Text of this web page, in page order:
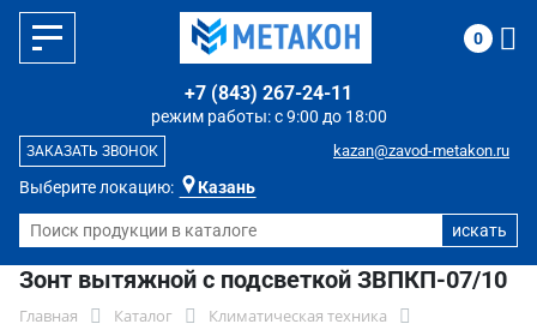
Выберите локацию: Казань
режим работы: с 9:00 до 18:00
+7 (843) 267-24-11
kazan@zavod-metakon.ru
ЗАКАЗАТЬ ЗВОНОК
0
Зонт вытяжной с подсветкой ЗВПКП-07/10
Главная Каталог
Климатическая техника